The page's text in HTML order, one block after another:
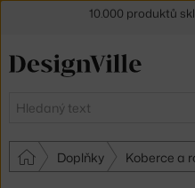
Hledat
Doplňky Koberce a
30 dní na